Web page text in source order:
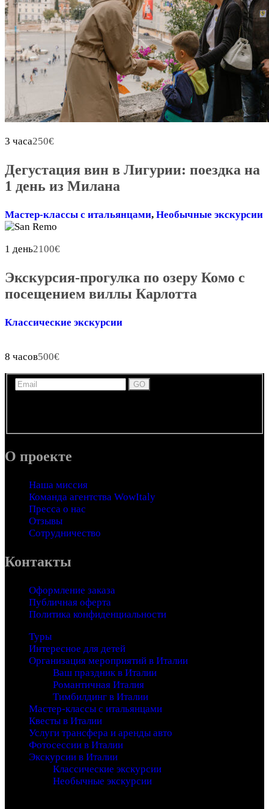
3 часа250€
Дегустация вин в Лигурии: поездка на
1 день из Милана
Мастер-классы с итальянцами, Необычные экскурсии
1 день2100€
Экскурсия-прогулка по озеру Комо с
посещением виллы Карлотта
Классические экскурсии
8 часов500€
О проекте
Наша миссия
Команда агентства WowItaly
Пресса о нас
Отзывы
Сотрудничество
Контакты
Оформление заказа
Публичная оферта
Политика конфиденциальности
Туры
Интересное для детей
Организация мероприятий в Италии
Ваш праздник в Италии
Романтичная Италия
Тимбилдинг в Италии
Мастер-классы с итальянцами
Квесты в Италии
Услуги трансфера и аренды авто
Фотосессии в Италии
Экскурсии в Италии
Классические экскурсии
Необычные экскурсии